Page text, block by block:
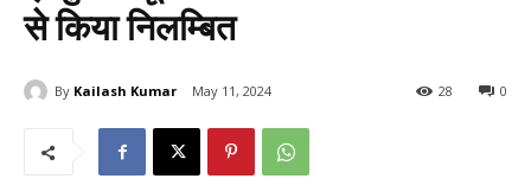
से किया निलम्बित
By Kailash Kumar May 11, 2024 0
28